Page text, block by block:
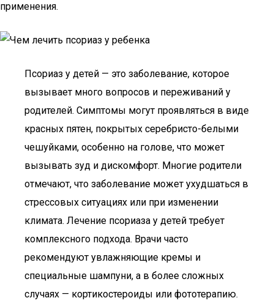
применения.
Псориаз у детей — это заболевание, которое
вызывает много вопросов и переживаний у
родителей. Симптомы могут проявляться в виде
красных пятен, покрытых серебристо-белыми
чешуйками, особенно на голове, что может
вызывать зуд и дискомфорт. Многие родители
отмечают, что заболевание может ухудшаться в
стрессовых ситуациях или при изменении
климата. Лечение псориаза у детей требует
комплексного подхода. Врачи часто
рекомендуют увлажняющие кремы и
специальные шампуни, а в более сложных
случаях — кортикостероиды или фототерапию.